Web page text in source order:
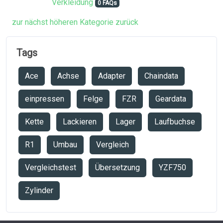
Verkleidung 0 FAQs
zur nächst höheren Kategorie zurück
Tags
Ace Achse Adapter Chaindata
einpressen Felge FZR Geardata
Kette Lackieren Lager Laufbuchse
R1 Umbau Vergleich
Vergleichstest Übersetzung YZF750
Zylinder